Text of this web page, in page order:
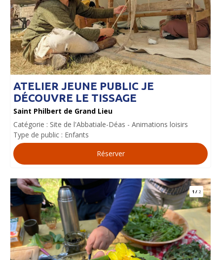
ATELIER JEUNE PUBLIC JE
DÉCOUVRE LE TISSAGE
Saint Philbert de Grand Lieu
Catégorie : Site de l'Abbatiale-Déas
Animations loisirs
Type de public : Enfants
Réserver
1/ 2